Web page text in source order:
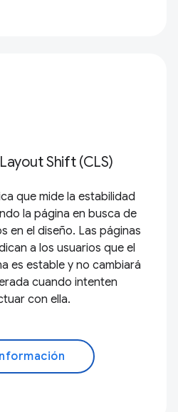
Shift (CLS)
que mide la estabilidad
la página en busca de
en el diseño. Las páginas
a los usuarios que el
es estable y no cambiará
cuando intenten
con ella.